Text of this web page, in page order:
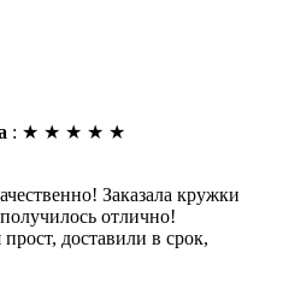
: ★ ★ ★ ★ ★
Заказала кружки
отлично!
доставили в срок,